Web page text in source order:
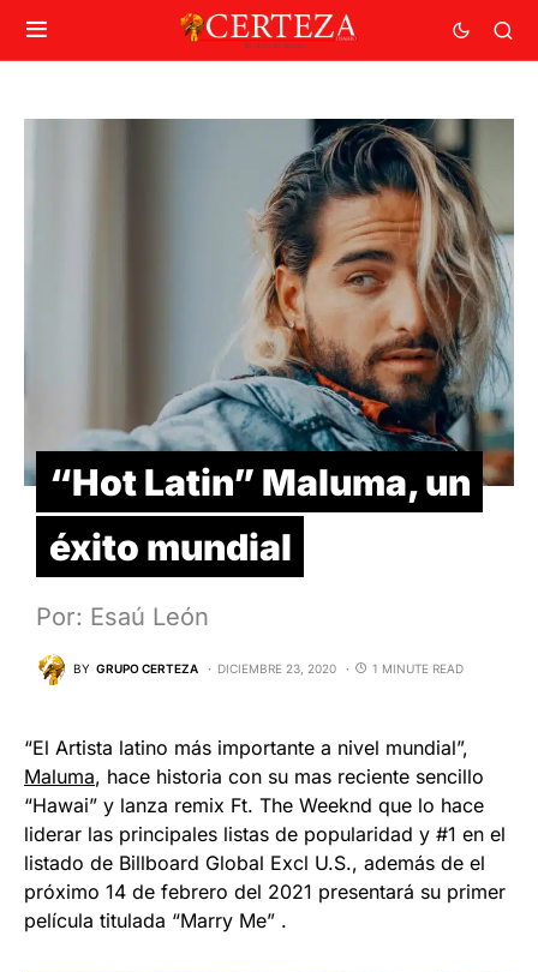
“Hot Latin” Maluma, un
éxito mundial
Por: Esaú León
BY GRUPO CERTEZA DICIEMBRE 23, 2020 1 MINUTE READ
“El Artista latino más importante a nivel mundial”,
Maluma, hace historia con su mas reciente sencillo
“Hawai” y lanza remix Ft. The Weeknd que lo hace
liderar las principales listas de popularidad y #1 en el
listado de Billboard Global Excl U.S., además de el
próximo 14 de febrero del 2021 presentará su primer
película titulada “Marry Me” .